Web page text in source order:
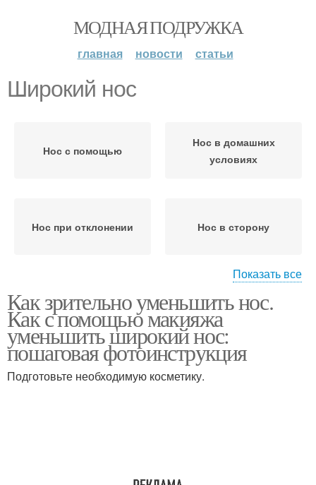
МОДНАЯ ПОДРУЖКА
главная новости статьи
Широкий нос
Нос с помощью
Нос в домашних
условиях
Нос при отклонении Нос в сторону
Большой нос Нос с горбинкой
Прически для длинного
Длинный нос
Показать все
Как зрительно уменьшить нос.
Как с помощью макияжа
уменьшить широкий нос:
пошаговая фотоинструкция
Подготовьте необходимую косметику.